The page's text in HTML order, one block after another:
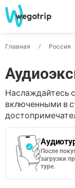
Главная Россия
Наслаждайтесь
включенными в
После
загрузки
туре.